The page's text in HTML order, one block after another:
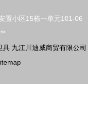
置小区15栋一单元101-06
具 九江川迪威商贸有限公司